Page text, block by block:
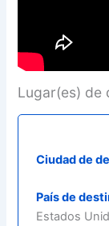
Lugar(es) de
Ciudad de
País de
Estados